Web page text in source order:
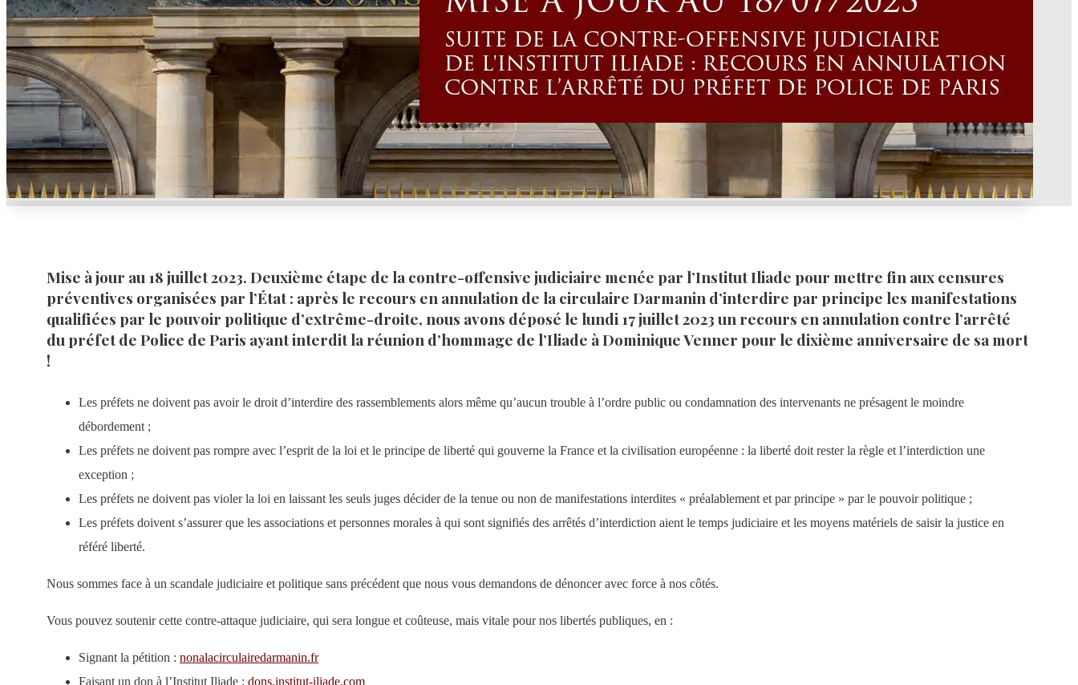
Mise à jour au 18 juillet 2023.Deuxième étape de la contre-offensive judiciaire menée par l’Institut Iliade pour mettre fin aux censures
préventives organisées par l’État : après le recours en annulation de la circulaire Darmanin d’interdire par principe les manifestations
qualifiées par le pouvoir politique d’extrême-droite, nous avons déposé le lundi 17 juillet 2023 un recours en annulation contre l’arrêté
du préfet de Police de Paris ayant interdit la réunion d’hommage de l’Iliade à Dominique Venner pour le dixième anniversaire de sa mort
!
Les préfets ne doivent pas avoir le droit d’interdire des rassemblements alors même qu’aucun trouble à l’ordre public ou condamnation des intervenants ne présagent le moindre
débordement ;
Les préfets ne doivent pas rompre avec l’esprit de la loi et le principe de liberté qui gouverne la France et la civilisation européenne : la liberté doit rester la règle et l’interdiction une
exception ;
Les préfets ne doivent pas violer la loi en laissant les seuls juges décider de la tenue ou non de manifestations interdites « préalablement et par principe » par le pouvoir politique ;
Les préfets doivent s’assurer que les associations et personnes morales à qui sont signifiés des arrêtés d’interdiction aient le temps judiciaire et les moyens matériels de saisir la justice en
référé liberté.
Nous sommes face à un scandale judiciaire et politique sans précédent que nous vous demandons de dénoncer avec force à nos côtés.
Vous pouvez soutenir cette contre-attaque judiciaire, qui sera longue et coûteuse, mais vitale pour nos libertés publiques, en :
Signant la pétition : nonalacirculairedarmanin.fr
Faisant un don à l’Institut Iliade : dons.institut-iliade.com